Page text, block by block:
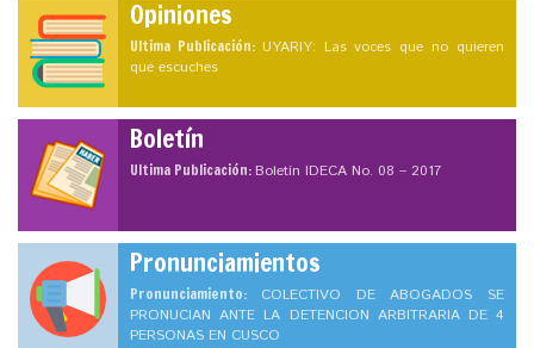
Opiniones
Ultima Publicación: UYARIY: Las voces que no quieren
que escuches
Boletín
Ultima Publicación:Boletín IDECA No. 08 – 2017
Pronunciamientos
Pronunciamiento: COLECTIVO DE ABOGADOS SE
PRONUCIAN ANTE LA DETENCION ARBITRARIA DE 4
PERSONAS EN CUSCO